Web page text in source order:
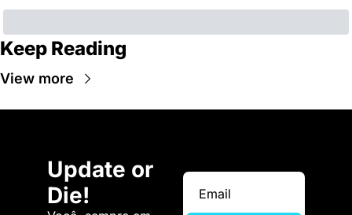
Keep Reading
View more
Update or
Die!